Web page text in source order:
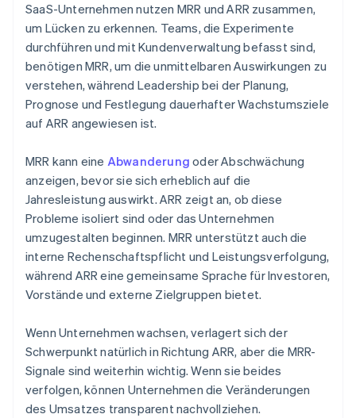
SaaS-Unternehmen nutzen MRR und ARR zusammen,
um Lücken zu erkennen. Teams, die Experimente
durchführen und mit Kundenverwaltung befasst sind,
benötigen MRR, um die unmittelbaren Auswirkungen zu
verstehen, während Leadership bei der Planung,
Prognose und Festlegung dauerhafter Wachstumsziele
auf ARR angewiesen ist.
MRR kann eine Abwanderung oder Abschwächung
anzeigen, bevor sie sich erheblich auf die
Jahresleistung auswirkt. ARR zeigt an, ob diese
Probleme isoliert sind oder das Unternehmen
umzugestalten beginnen. MRR unterstützt auch die
interne Rechenschaftspflicht und Leistungsverfolgung,
während ARR eine gemeinsame Sprache für Investoren,
Vorstände und externe Zielgruppen bietet.
Wenn Unternehmen wachsen, verlagert sich der
Schwerpunkt natürlich in Richtung ARR, aber die MRR-
Signale sind weiterhin wichtig. Wenn sie beides
verfolgen, können Unternehmen die Veränderungen
des Umsatzes transparent nachvollziehen.